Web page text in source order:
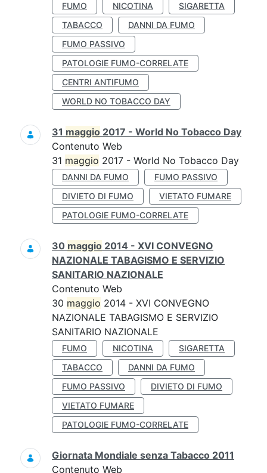
FUMO
NICOTINA
SIGARETTA
TABACCO
DANNI DA FUMO
FUMO PASSIVO
PATOLOGIE FUMO-CORRELATE
CENTRI ANTIFUMO
WORLD NO TOBACCO DAY
31 maggio 2017 - World No Tobacco Day
Contenuto Web
31 maggio 2017 - World No Tobacco Day
DANNI DA FUMO
FUMO PASSIVO
DIVIETO DI FUMO
VIETATO FUMARE
PATOLOGIE FUMO-CORRELATE
30 maggio 2014 - XVI CONVEGNO
NAZIONALE TABAGISMO E SERVIZIO
SANITARIO NAZIONALE
Contenuto Web
30 maggio 2014 - XVI CONVEGNO
NAZIONALE TABAGISMO E SERVIZIO
SANITARIO NAZIONALE
FUMO NICOTINA
SIGARETTA
TABACCO
DANNI DA FUMO
FUMO PASSIVO
DIVIETO DI FUMO
VIETATO FUMARE
PATOLOGIE FUMO-CORRELATE
Giornata Mondiale senza Tabacco 2011
Contenuto Web